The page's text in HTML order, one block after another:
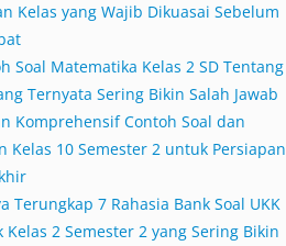
Kelas yang Wajib Dikuasai Sebelum
Soal Matematika Kelas 2 SD Tentang
Ternyata Sering Bikin Salah Jawab
Komprehensif Contoh Soal dan
Kelas 10 Semester 2 untuk Persiapan
Terungkap 7 Rahasia Bank Soal UKK
Kelas 2 Semester 2 yang Sering Bikin